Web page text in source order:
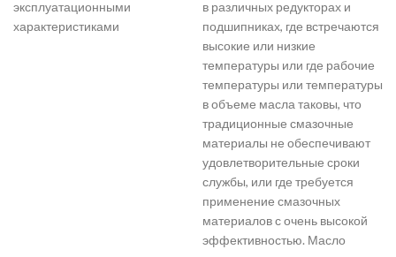
эксплуатационными
характеристиками
в различных редукторах и
подшипниках, где встречаются
высокие или низкие
температуры или где рабочие
температуры или температуры
в объеме масла таковы, что
традиционные смазочные
материалы не обеспечивают
удовлетворительные сроки
службы, или где требуется
применение смазочных
материалов с очень высокой
эффективностью. Масло